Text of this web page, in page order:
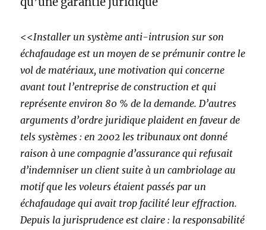
<<Installer un système anti-intrusion sur son
échafaudage est un moyen de se prémunir contre le
vol de matériaux, une motivation qui concerne
avant tout l’entreprise de construction et qui
représente environ 80 % de la demande. D’autres
arguments d’ordre juridique plaident en faveur de
tels systèmes : en 2002 les tribunaux ont donné
raison à une compagnie d’assurance qui refusait
d’indemniser un client suite à un cambriolage au
motif que les voleurs étaient passés par un
échafaudage qui avait trop facilité leur effraction.
Depuis la jurisprudence est claire : la responsabilité